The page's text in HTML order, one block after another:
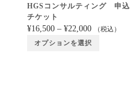
HGSコンサルティング 申込
チケット
¥16,500– ¥22,000 （税込）
オプションを選択